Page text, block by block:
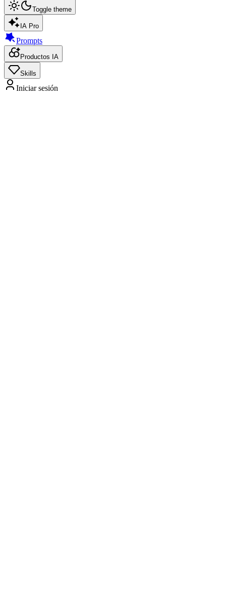
Toggle theme
IA Pro
Prompts
Productos IA
Skills
Iniciar sesión